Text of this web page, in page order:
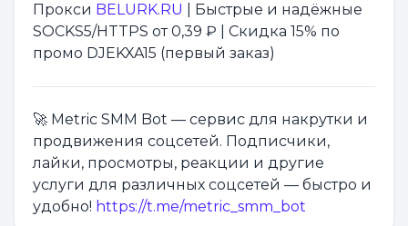
Прокси BELURK.RU
| Быстрые и надёжные
SOCKS5/HTTPS от 0,39 ₽ | Скидка 15% по
промо DJEKXA15 (первый заказ)
🚀 Metric SMM Bot — сервис для накрутки и
продвижения соцсетей. Подписчики,
лайки, просмотры, реакции и другие
услуги для различных соцсетей — быстро и
удобно! https://t.me/metric_smm_bot